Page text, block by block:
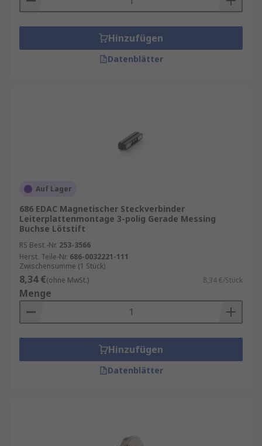
Hinzufügen
Datenblätter
Auf Lager
686 EDAC Magnetischer Steckverbinder
Leiterplattenmontage 3-polig Gerade Messing
Buchse Lötstift
RS Best.-Nr. 253-3566
Herst. Teile-Nr. 686-0032221-111
Zwischensumme (1 Stück)
8,34 €(ohne MwSt.) 8,34 €/Stück
Menge
Hinzufügen
Datenblätter